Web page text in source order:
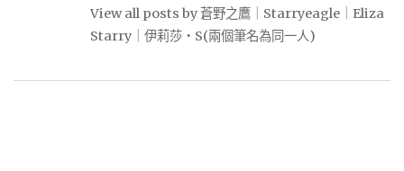
View all posts by 蒼野之鷹｜Starryeagle｜Eliza
Starry｜伊莉莎・S(兩個筆名為同一人)